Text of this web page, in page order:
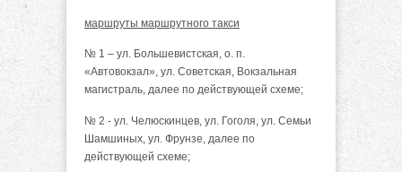
маршруты маршрутного такси
№ 1 – ул. Большевистская, о. п.
«Автовокзал», ул. Советская, Вокзальная
магистраль, далее по действующей схеме;
№ 2 - ул. Челюскинцев, ул. Гоголя, ул. Семьи
Шамшиных, ул. Фрунзе, далее по
действующей схеме;